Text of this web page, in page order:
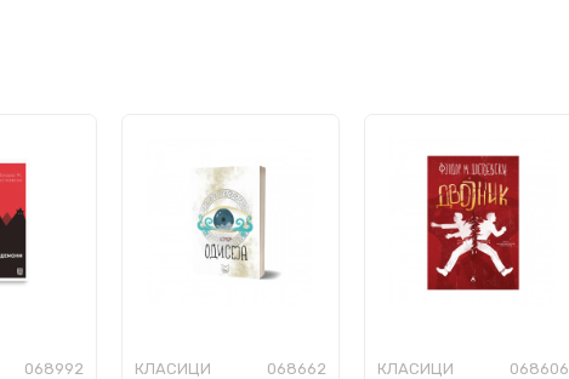
068992 КЛАСИЦИ 068662 КЛАСИЦИ 068606